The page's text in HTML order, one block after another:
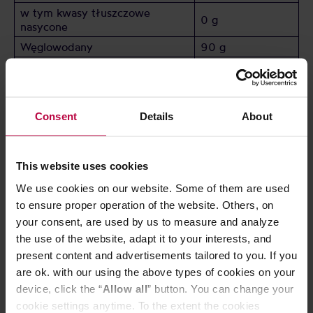
Consent Details About
This website uses cookies
We use cookies on our website. Some of them are used
to ensure proper operation of the website. Others, on
your consent, are used by us to measure and analyze
the use of the website, adapt it to your interests, and
present content and advertisements tailored to you. If you
are ok. with our using the above types of cookies on your
device, click the “Allow all” button. You can change your
cookie settings anytime. To the extent the cookies
w tym kwasy tłuszczowe
nasycone
0 g
Węglowodany
90 g
CECHY
OCENY